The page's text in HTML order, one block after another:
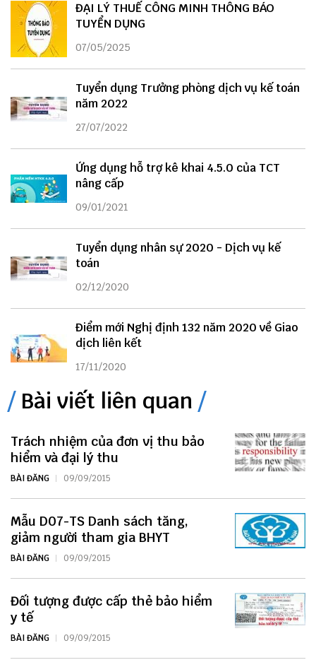
ĐẠI LÝ THUẾ CÔNG MINH THÔNG BÁO
TUYỂN DỤNG
07/05/2025
Tuyển dụng Trưởng phòng dịch vụ kế toán
năm 2022
27/07/2022
Ứng dụng hỗ trợ kê khai 4.5.0 của TCT
nâng cấp
09/01/2021
Tuyển dụng nhân sự 2020 - Dịch vụ kế
toán
02/12/2020
Điểm mới Nghị định 132 năm 2020 về Giao
dịch liên kết
17/11/2020
Bài viết liên quan
Trách nhiệm của đơn vị thu bảo
hiểm và đại lý thu
BÀI ĐĂNG 09/09/2015
Mẫu D07-TS Danh sách tăng,
giảm người tham gia BHYT
BÀI ĐĂNG 09/09/2015
Đối tượng được cấp thẻ bảo hiểm
y tế
BÀI ĐĂNG 09/09/2015